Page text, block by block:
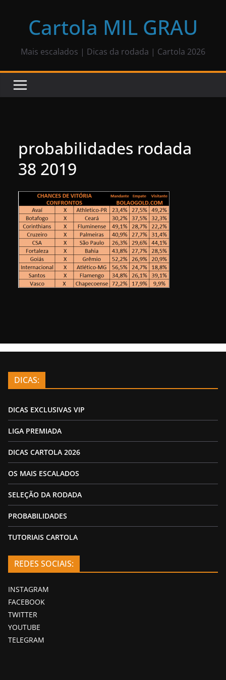
Cartola MIL GRAU
Mais escalados | Dicas da rodada | Cartola 2026
probabilidades rodada
38 2019
DICAS:
DICAS EXCLUSIVAS VIP
LIGA PREMIADA
DICAS CARTOLA 2026
OS MAIS ESCALADOS
SELEÇÃO DA RODADA
PROBABILIDADES
TUTORIAIS CARTOLA
REDES SOCIAIS:
INSTAGRAM
FACEBOOK
TWITTER
YOUTUBE
TELEGRAM